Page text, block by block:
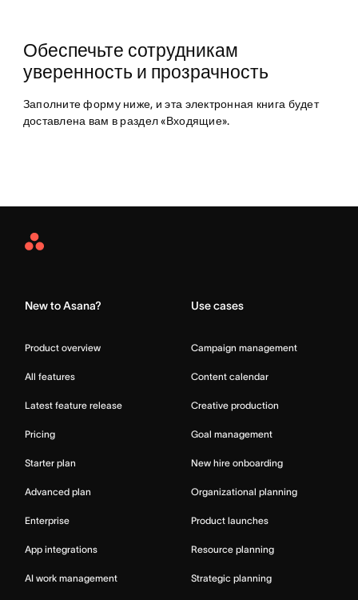
Обеспечьте сотрудникам
уверенность и прозрачность
Заполните форму ниже, и эта электронная книга будет
доставлена вам в раздел «Входящие».
Asana
New to Asana?
Product overview
All features
Latest feature release
Pricing
Starter plan
Advanced plan
Enterprise
App integrations
AI work management
Use cases
Campaign management
Content calendar
Creative production
Goal management
New hire onboarding
Organizational planning
Product launches
Resource planning
Strategic planning